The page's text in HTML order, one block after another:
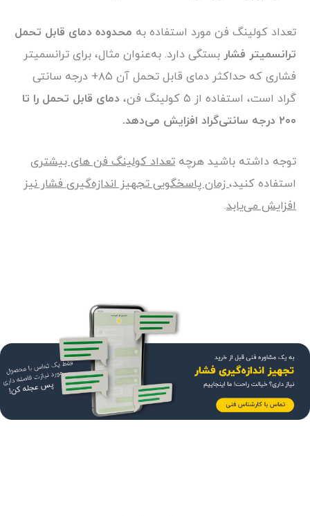
تعداد کولینگ فن‌ مورد استفاده به محدوده دمای قابل تحمل
ترانسمیتر فشار بستگی دارد. به‌عنوان مثال، برای ترانسمیتر
فشاری که حداکثر دمای قابل تحمل آن ۸۵+ درجه سانتی
گراد است، استفاده از ۵ کولینگ فن،
دمای قابل تحمل را تا
۲۰۰ درجه سانتی‌گراد افزایش می‌دهد.
توجه داشته باشید هرچه تعداد کولینگ فن های بیشتری
استفاده کنید،زمان پاسخگویی تجهیز اندازه‌گیری فشار نیز
افزایش می‌یابد.